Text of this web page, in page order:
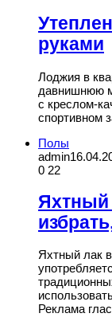
руками
Лоджия в
давнишнюю
с креслом-
спортивном
Полы
admin
0 22
Яхтный
Яхтный лак
Реклама